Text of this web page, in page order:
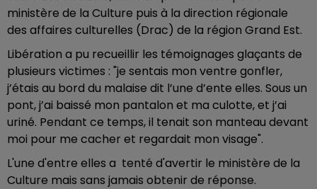
ministère de la Culture puis à la direction régionale
des affaires culturelles (Drac) de la région Grand Est.
Libération a pu recueillir les témoignages glaçants de
plusieurs victimes : "je sentais mon ventre gonfler,
j’étais au bord du malaise dit l’une d’ente elles. Sous un
pont, j’ai baissé mon pantalon et ma culotte, et j’ai
uriné. Pendant ce temps, il tenait son manteau devant
moi pour me cacher et regardait mon visage".
L'une d'entre elles a tenté d'avertir le ministère de la
Culture mais sans jamais obtenir de réponse.